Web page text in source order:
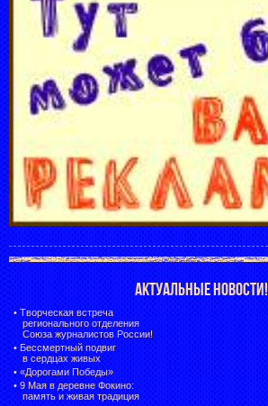
АКТУАЛЬНЫЕ НОВОСТИ!
• Творческая встреча
регионального отделения
Союза журналистов России!
• Бессмертный подвиг
в сердцах живых
• «Дорогами Победы»
• 9 Мая в деревне Фокино:
память и живая традиция